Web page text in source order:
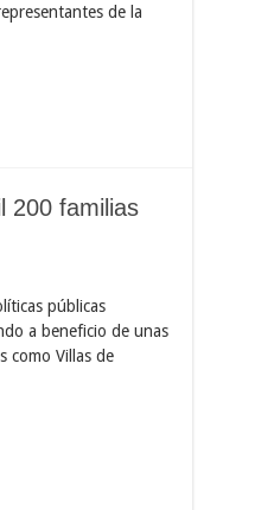
de la
200 familias
públicas
a beneficio de unas
como Villas de